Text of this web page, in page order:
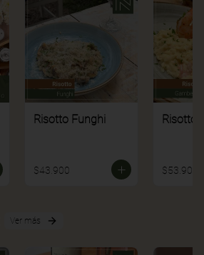
Risotto Funghi
$43.900
Risotto
$53.900
Ver más